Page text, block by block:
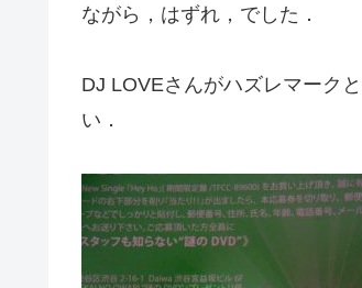
ながら，はずれ，でした．
DJ LOVEさんがハズレマーク
い．